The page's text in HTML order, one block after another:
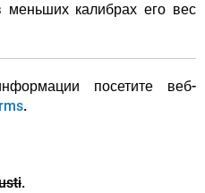
меньших калибрах его вес
посетите веб-
.
.